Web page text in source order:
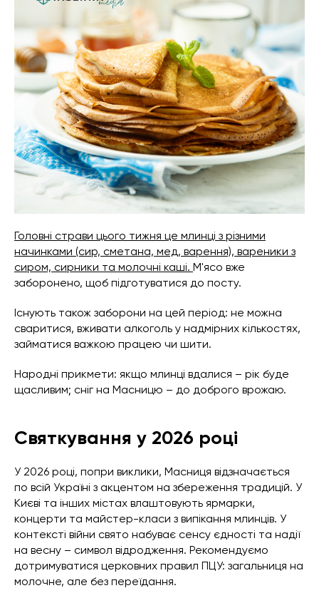
Головні страви цього тижня це млинці з різними
начинками (сир, сметана, мед, варення), вареники з
сиром, сирники та молочні каші. М'ясо вже
заборонено, щоб підготуватися до посту.
Існують також заборони на цей період: не можна
сваритися, вживати алкоголь у надмірних кількостях,
займатися важкою працею чи шити.
Народні прикмети: якщо млинці вдалися – рік буде
щасливим; сніг на Масницю – до доброго врожаю.
Святкування у 2026 році
У 2026 році, попри виклики, Масниця відзначається
по всій Україні з акцентом на збереження традицій. У
Києві та інших містах влаштовують ярмарки,
концерти та майстер-класи з випікання млинців. У
контексті війни свято набуває сенсу єдності та надії
на весну – символ відродження. Рекомендуємо
дотримуватися церковних правил ПЦУ: загальниця на
молочне, але без переїдання.